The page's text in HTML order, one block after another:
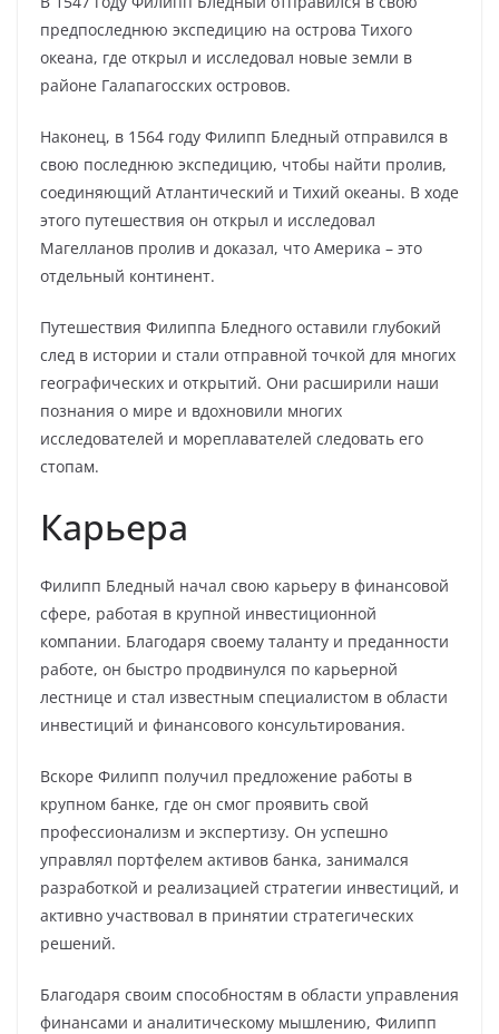
предпоследнюю экспедицию на острова Тихого
океана, где открыл и исследовал новые земли в
районе Галапагосских островов.
Наконец, в 1564 году Филипп Бледный отправился в
свою последнюю экспедицию, чтобы найти пролив,
соединяющий Атлантический и Тихий океаны. В ходе
этого путешествия он открыл и исследовал
Магелланов пролив и доказал, что Америка – это
отдельный континент.
Путешествия Филиппа Бледного оставили глубокий
след в истории и стали отправной точкой для многих
географических и открытий. Они расширили наши
познания о мире и вдохновили многих
исследователей и мореплавателей следовать его
стопам.
Карьера
Филипп Бледный начал свою карьеру в финансовой
сфере, работая в крупной инвестиционной
компании. Благодаря своему таланту и преданности
работе, он быстро продвинулся по карьерной
лестнице и стал известным специалистом в области
инвестиций и финансового консультирования.
Вскоре Филипп получил предложение работы в
крупном банке, где он смог проявить свой
профессионализм и экспертизу. Он успешно
управлял портфелем активов банка, занимался
разработкой и реализацией стратегии инвестиций, и
активно участвовал в принятии стратегических
решений.
Благодаря своим способностям в области управления
финансами и аналитическому мышлению, Филипп